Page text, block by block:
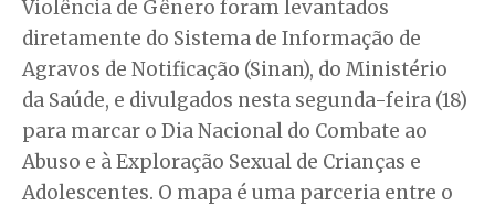
Violência de Gênero foram levantados
diretamente do Sistema de Informação de
Agravos de Notificação (Sinan), do Ministério
da Saúde, e divulgados nesta segunda-feira (18)
para marcar o Dia Nacional do Combate ao
Abuso e à Exploração Sexual de Crianças e
Adolescentes. O mapa é uma parceria entre o